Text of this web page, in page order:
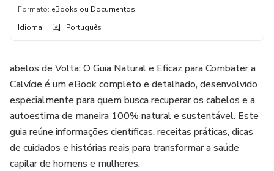
Formato: eBooks ou Documentos
Idioma: Português
abelos de Volta: O Guia Natural e Eficaz para Combater a
Calvície é um eBook completo e detalhado, desenvolvido
especialmente para quem busca recuperar os cabelos e a
autoestima de maneira 100% natural e sustentável. Este
guia reúne informações científicas, receitas práticas, dicas
de cuidados e histórias reais para transformar a saúde
capilar de homens e mulheres.